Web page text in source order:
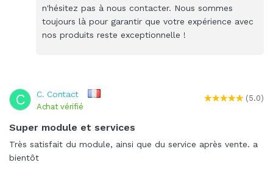
n'hésitez pas à nous contacter. Nous sommes
toujours là pour garantir que votre expérience avec
nos produits reste exceptionnelle !
C C. Contact
Achat vérifié
(5.0)
Super module et services
Très satisfait du module, ainsi que du service après vente. a
bientôt